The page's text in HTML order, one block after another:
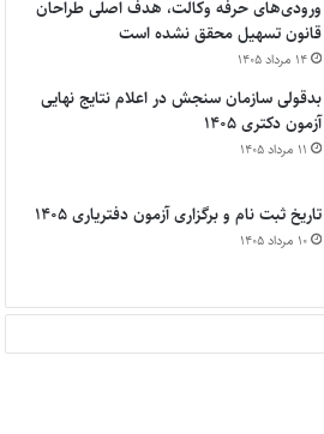
ورودی‌های حرفه وکالت، هدف اصلی طراحان
قانون تسهیل محقق نشده است
۱۴ مرداد ۱۴۰۵
بدقولی سازمان سنجش در اعلام نتایج نهایی
آزمون دکتری ۱۴۰۵
۱۱ مرداد ۱۴۰۵
تاریخ ثبت نام و برگزاری آزمون دفتریاری ۱۴۰۵
۱۰ مرداد ۱۴۰۵